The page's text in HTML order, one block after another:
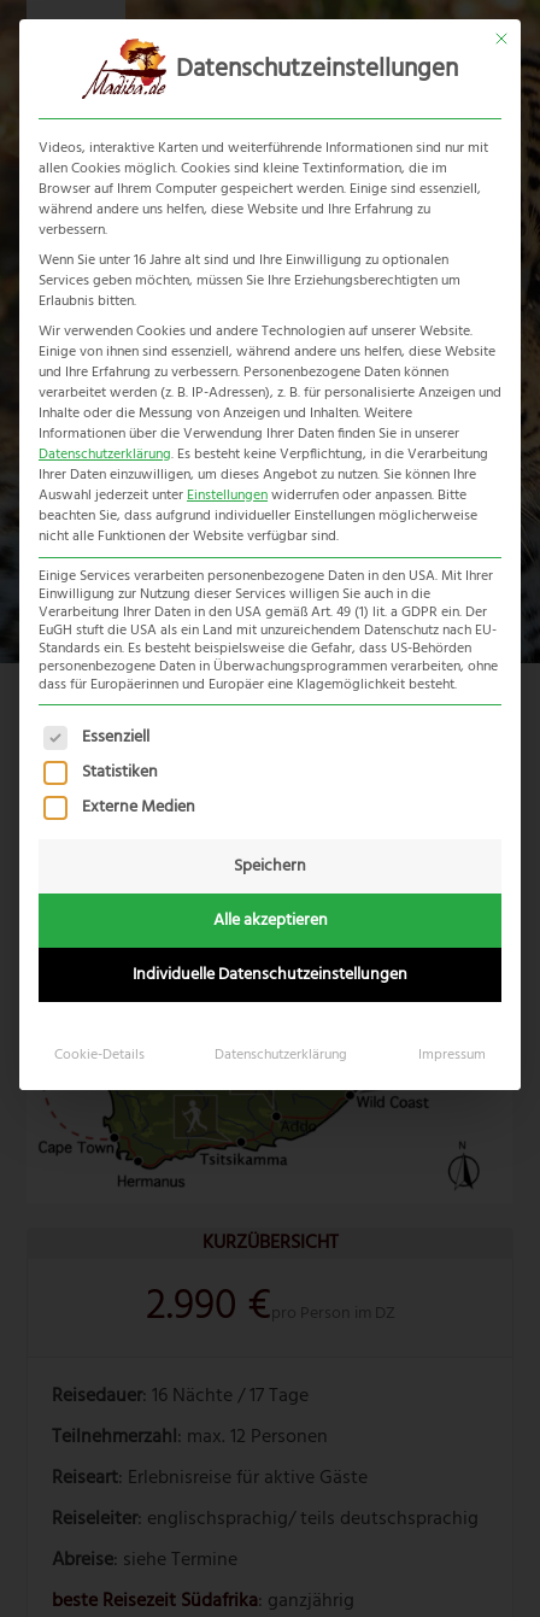
Skip
Rainbow Route
Home-Erlebnisreise-Rainbow Route
KURZÜBERSICHT
2.990 €pro Person im DZ
Reisedauer: 16 Nächte / 17 Tage
Teilnehmerzahl: max. 12 Personen
Reiseart: Erlebnisreise für aktive Gäste
Reiseleiter: englischsprachig/ teils deutschsprachig
Abreise: siehe Termine
beste Reisezeit Südafrika: ganzjährig
Mit
Datenschutzeinstellungen
Videos, interaktive Karten und weiterführende Informationen sind nur mit
allen Cookies möglich. Cookies sind kleine Textinformation, die im
Browser auf Ihrem Computer gespeichert werden. Einige sind essenziell,
während andere uns helfen, diese Website und Ihre Erfahrung zu
verbessern.
Wenn Sie unter 16 Jahre alt sind und Ihre Einwilligung zu optionalen
Services geben möchten, müssen Sie Ihre Erziehungsberechtigten um
Erlaubnis bitten.
Wir verwenden Cookies und andere Technologien auf unserer Website.
Einige von ihnen sind essenziell, während andere uns helfen, diese Website
und Ihre Erfahrung zu verbessern. Personenbezogene Daten können
verarbeitet werden (z. B. IP-Adressen), z. B. für personalisierte Anzeigen und
Inhalte oder die Messung von Anzeigen und Inhalten.Weitere
Informationen über die Verwendung Ihrer Daten finden Sie in unserer
Datenschutzerklärung. Es besteht keine Verpflichtung, in die Verarbeitung
Ihrer Daten einzuwilligen, um dieses Angebot zu nutzen. Sie können Ihre
Auswahl jederzeit unterEinstellungenwiderrufen oder anpassen. Bitte
beachten Sie, dass aufgrund individueller Einstellungen möglicherweise
nicht alle Funktionen der Website verfügbar sind.
Einige Services verarbeiten personenbezogene Daten in den USA. Mit Ihrer
Einwilligung zur Nutzung dieser Services willigen Sie auch in die
Verarbeitung Ihrer Daten in den USA gemäß Art. 49 (1) lit. a GDPR ein. Der
EuGH stuft die USA als ein Land mit unzureichendem Datenschutz nach EU-
Standards ein. Es besteht beispielsweise die Gefahr, dass US-Behörden
personenbezogene Daten in Überwachungsprogrammen verarbeiten, ohne
dass für Europäerinnen und Europäer eine Klagemöglichkeit besteht.
Es folgt eine Liste der Service-Gruppen, für die eine
Essenziell
Statistiken
Externe Medien
Speichern
Alle akzeptieren
Individuelle Datenschutzeinstellungen
Cookie-Details Datenschutzerklärung Impressum